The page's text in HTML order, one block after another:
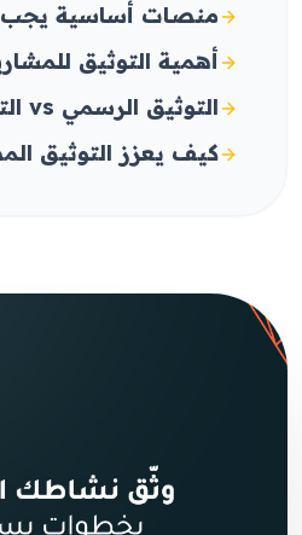
منصات أساسية يجب
أهمية التوثيق
التوثيق الرسمي vs التوثيق الرقمي
كيف يعزز التوثيق